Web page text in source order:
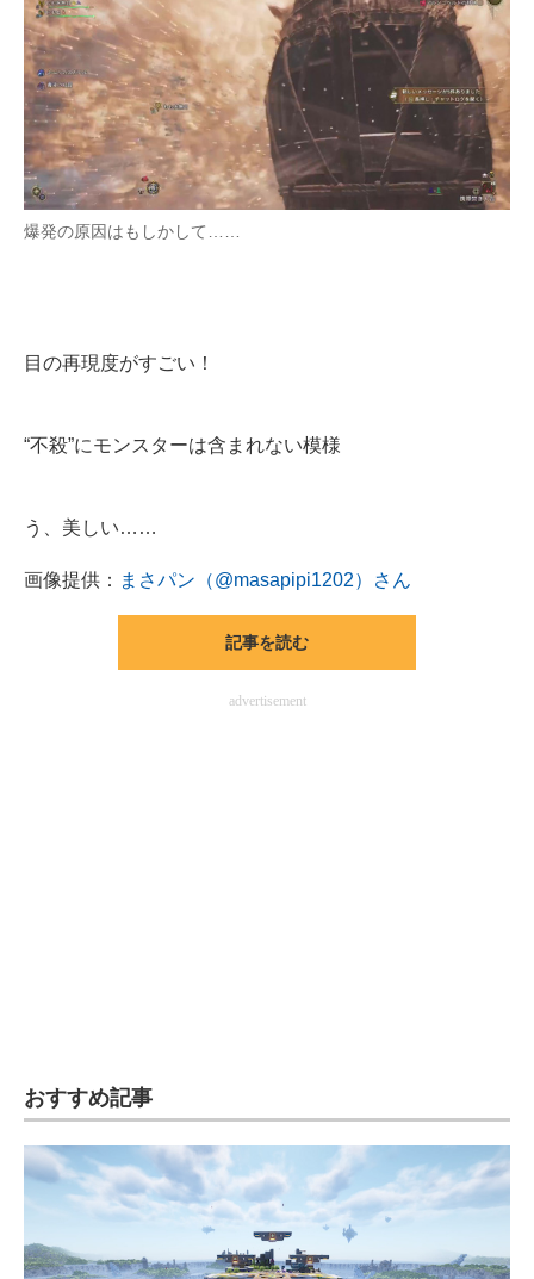
爆発の原因はもしかして……
目の再現度がすごい！
“不殺”にモンスターは含まれない模様
う、美しい……
画像提供： まさパン（@masapipi1202）さん
記事を読む
advertisement
おすすめ記事